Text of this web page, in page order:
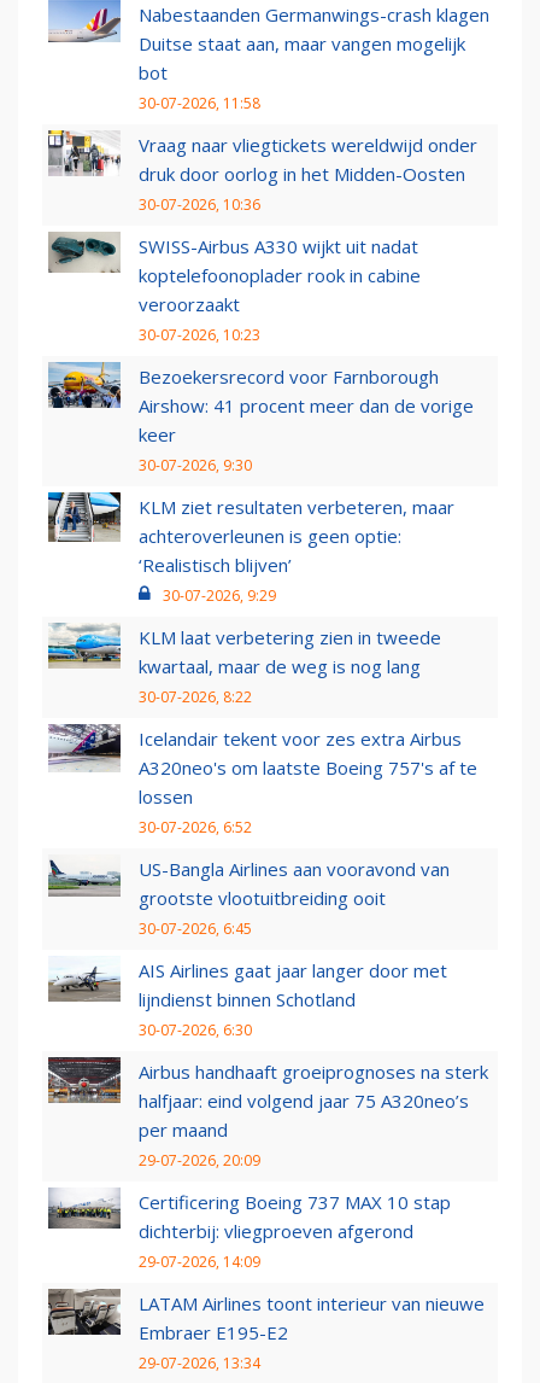
Nabestaanden Germanwings-crash klagen
Duitse staat aan, maar vangen mogelijk
bot
30-07-2026, 11:58
Vraag naar vliegtickets wereldwijd onder
druk door oorlog in het Midden-Oosten
30-07-2026, 10:36
SWISS-Airbus A330 wijkt uit nadat
koptelefoonoplader rook in cabine
veroorzaakt
30-07-2026, 10:23
Bezoekersrecord voor Farnborough
Airshow: 41 procent meer dan de vorige
keer
30-07-2026, 9:30
KLM ziet resultaten verbeteren, maar
achteroverleunen is geen optie:
‘Realistisch blijven’
30-07-2026, 9:29
KLM laat verbetering zien in tweede
kwartaal, maar de weg is nog lang
30-07-2026, 8:22
Icelandair tekent voor zes extra Airbus
A320neo's om laatste Boeing 757's af te
lossen
30-07-2026, 6:52
US-Bangla Airlines aan vooravond van
grootste vlootuitbreiding ooit
30-07-2026, 6:45
AIS Airlines gaat jaar langer door met
lijndienst binnen Schotland
30-07-2026, 6:30
Airbus handhaaft groeiprognoses na sterk
halfjaar: eind volgend jaar 75 A320neo’s
per maand
29-07-2026, 20:09
Certificering Boeing 737 MAX 10 stap
dichterbij: vliegproeven afgerond
29-07-2026, 14:09
LATAM Airlines toont interieur van nieuwe
Embraer E195-E2
29-07-2026, 13:34